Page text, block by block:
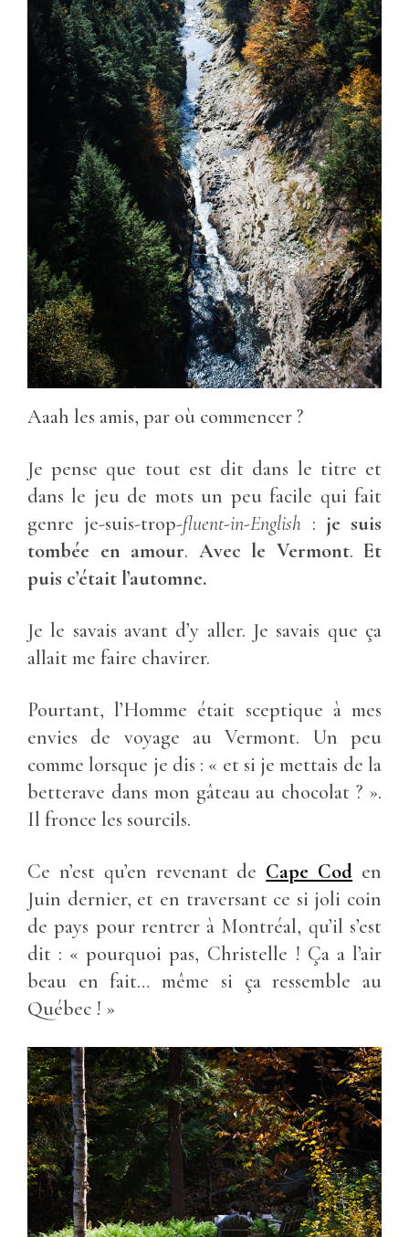
Aaah les amis, par où commencer ?
Je pense que tout est dit dans le titre et
dans le jeu de mots un peu facile qui fait
genre je-suis-trop-fluent-in-English : je suis
tombée en amour. Avec le Vermont. Et
puis c’était l’automne.
Je le savais avant d’y aller. Je savais que ça
allait me faire chavirer.
Pourtant, l’Homme était sceptique à mes
envies de voyage au Vermont. Un peu
comme lorsque je dis : « et si je mettais de la
betterave dans mon gâteau au chocolat ? ».
Il fronce les sourcils.
Ce n’est qu’en revenant de Cape Cod en
Juin dernier, et en traversant ce si joli coin
de pays pour rentrer à Montréal, qu’il s’est
dit : « pourquoi pas, Christelle ! Ça a l’air
beau en fait… même si ça ressemble au
Québec ! »